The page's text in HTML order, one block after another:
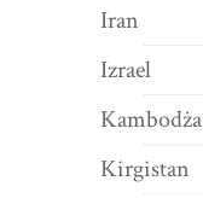
Iran
Izrael
Kambodża
Kirgistan